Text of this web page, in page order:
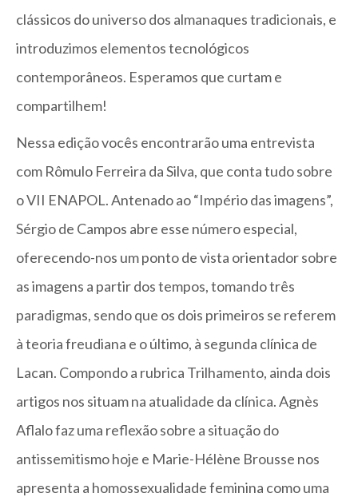
clássicos do universo dos almanaques tradicionais, e
introduzimos elementos tecnológicos
contemporâneos. Esperamos que curtam e
compartilhem!
Nessa edição vocês encontrarão uma entrevista
com Rômulo Ferreira da Silva, que conta tudo sobre
o VII ENAPOL. Antenado ao “Império das imagens”,
Sérgio de Campos abre esse número especial,
oferecendo-nos um ponto de vista orientador sobre
as imagens a partir dos tempos, tomando três
paradigmas, sendo que os dois primeiros se referem
à teoria freudiana e o último, à segunda clínica de
Lacan. Compondo a rubrica Trilhamento, ainda dois
artigos nos situam na atualidade da clínica. Agnès
Aflalo faz uma reflexão sobre a situação do
antissemitismo hoje e Marie-Hélène Brousse nos
apresenta a homossexualidade feminina como uma